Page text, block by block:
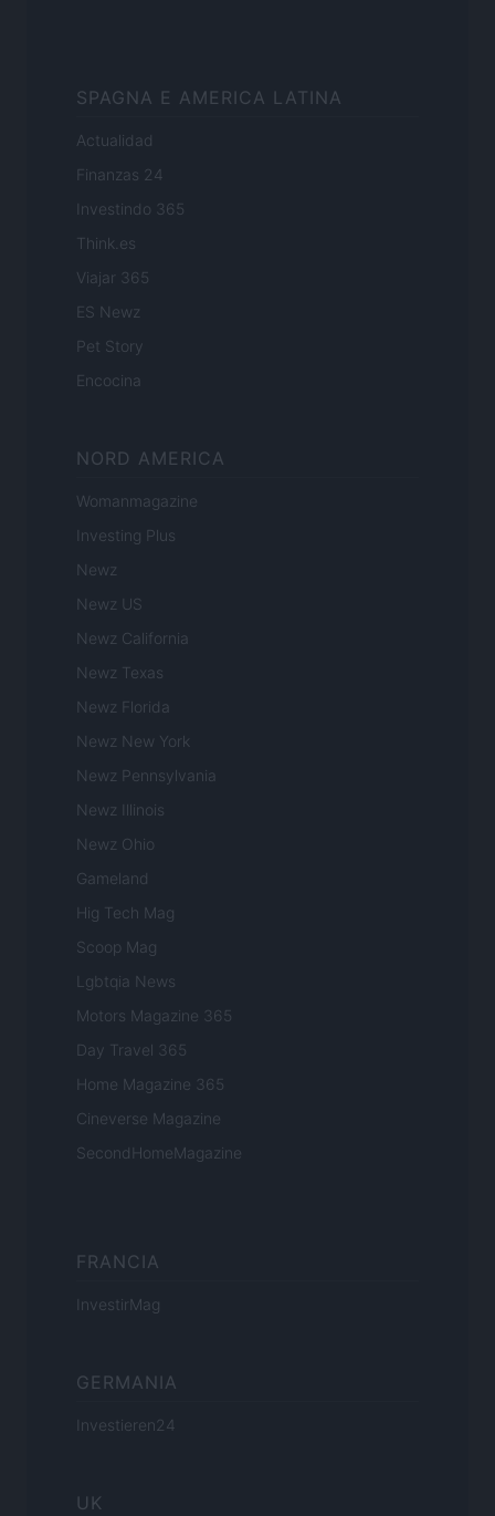
SPAGNA E AMERICA LATINA
Actualidad
Finanzas 24
Investindo 365
Think.es
Viajar 365
ES Newz
Pet Story
Encocina
NORD AMERICA
Womanmagazine
Investing Plus
Newz
Newz US
Newz California
Newz Texas
Newz Florida
Newz New York
Newz Pennsylvania
Newz Illinois
Newz Ohio
Gameland
Hig Tech Mag
Scoop Mag
Lgbtqia News
Motors Magazine 365
Day Travel 365
Home Magazine 365
Cineverse Magazine
SecondHomeMagazine
FRANCIA
InvestirMag
GERMANIA
Investieren24
UK